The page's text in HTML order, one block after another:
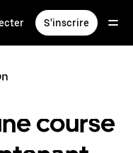
S'inscrire
course